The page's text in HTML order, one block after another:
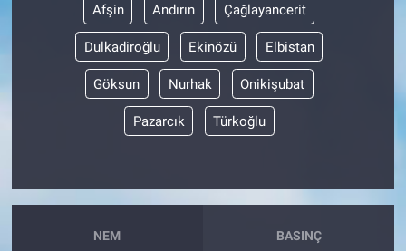
Afşin Andırın Çağlayancerit
Dulkadiroğlu Ekinözü Elbistan
Göksun Nurhak Onikişubat
Pazarcık Türkoğlu
NEM BASINÇ